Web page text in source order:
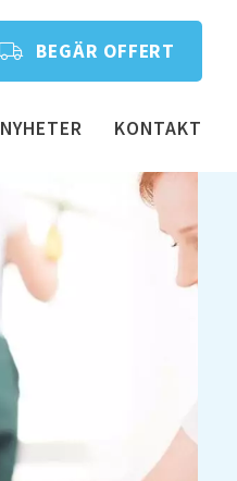
BEGÄR OFFERT
NYHETER KONTAKT